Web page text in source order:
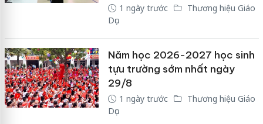
1 ngày trước
Thương hiệu Giáo
Dục
Năm học 2026-2027 học sinh
tựu trường sớm nhất ngày
29/8
1 ngày trước
Thương hiệu Giáo
Dục